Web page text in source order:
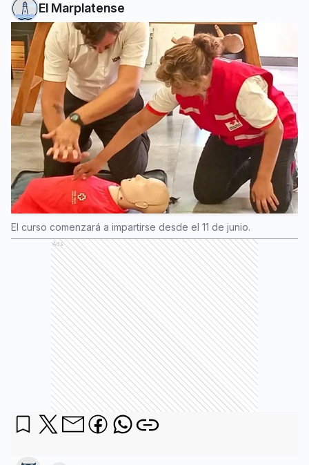
El Marplatense
El curso comenzará a impartirse desde el 11 de junio.
Ads